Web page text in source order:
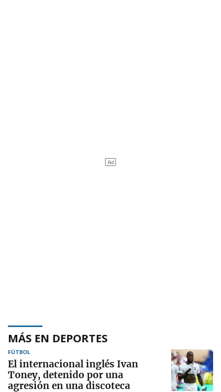
MÁS EN DEPORTES
FÚTBOL
El internacional inglés Ivan
Toney, detenido por una
agresión en una discoteca